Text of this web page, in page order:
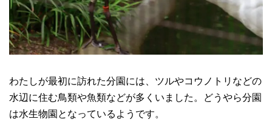
わたしが最初に訪れた分園には、ツルやコウノトリなどの
水辺に住む鳥類や魚類などが多くいました。どうやら分園
は水生物園となっているようです。